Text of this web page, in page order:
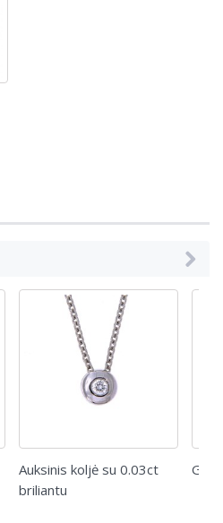
Auksinis koljė su 0.03ct
briliantu